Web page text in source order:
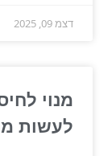
דצמ 09, 2025
מנוי
לעשות